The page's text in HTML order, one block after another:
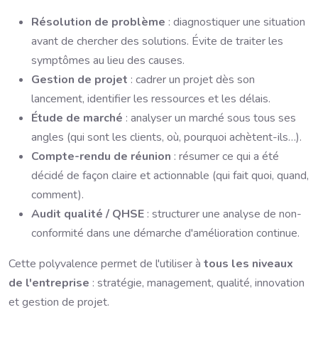
Résolution de problème : diagnostiquer une situation
avant de chercher des solutions. Évite de traiter les
symptômes au lieu des causes.
Gestion de projet : cadrer un projet dès son
lancement, identifier les ressources et les délais.
Étude de marché : analyser un marché sous tous ses
angles (qui sont les clients, où, pourquoi achètent-ils…).
Compte-rendu de réunion : résumer ce qui a été
décidé de façon claire et actionnable (qui fait quoi, quand,
comment).
Audit qualité / QHSE : structurer une analyse de non-
conformité dans une démarche d'amélioration continue.
Cette polyvalence permet de l'utiliser à tous les niveaux
de l'entreprise : stratégie, management, qualité, innovation
et gestion de projet.